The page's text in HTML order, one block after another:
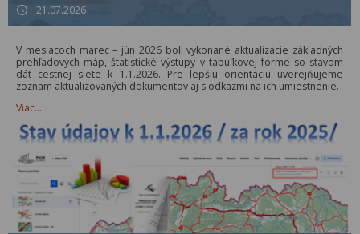
21.07.2026
V mesiacoch marec – jún 2026 boli vykonané aktualizácie základných
prehľadových máp, štatistické výstupy v tabuľkovej forme so stavom
dát cestnej siete k 1.1.2026. Pre lepšiu orientáciu uverejňujeme
zoznam aktualizovaných dokumentov aj s odkazmi na ich umiestnenie.
Viac…